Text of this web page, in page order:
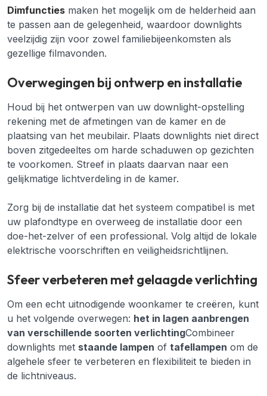
Dimfuncties maken het mogelijk om de helderheid aan
te passen aan de gelegenheid, waardoor downlights
veelzijdig zijn voor zowel familiebijeenkomsten als
gezellige filmavonden.
Overwegingen bij ontwerp en installatie
Houd bij het ontwerpen van uw downlight-opstelling
rekening met de afmetingen van de kamer en de
plaatsing van het meubilair. Plaats downlights niet direct
boven zitgedeeltes om harde schaduwen op gezichten
te voorkomen. Streef in plaats daarvan naar een
gelijkmatige lichtverdeling in de kamer.
Zorg bij de installatie dat het systeem compatibel is met
uw plafondtype en overweeg de installatie door een
doe-het-zelver of een professional. Volg altijd de lokale
elektrische voorschriften en veiligheidsrichtlijnen.
Sfeer verbeteren met gelaagde verlichting
Om een echt uitnodigende woonkamer te creëren, kunt
u het volgende overwegen: het in lagen aanbrengen
van verschillende soorten verlichtingCombineer
downlights met staande lampen of tafellampen om de
algehele sfeer te verbeteren en flexibiliteit te bieden in
de lichtniveaus.